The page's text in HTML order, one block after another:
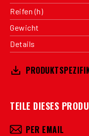
Reifen (h)
Gewicht
Details
TEILE DIESES
PER EMAIL